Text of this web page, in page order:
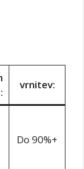
vrnitev:
Do 90%+